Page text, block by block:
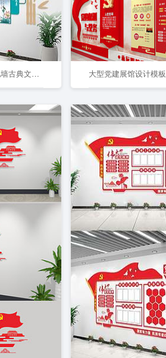
中国风廉政文化墙党建文化墙古典文化长廊党风廉政建设形象墙 大型党建展馆设计模板